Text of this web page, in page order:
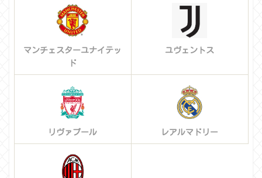
マンチェスターユナイテッ
ド
ユヴェントス
リヴァプール レアルマドリー